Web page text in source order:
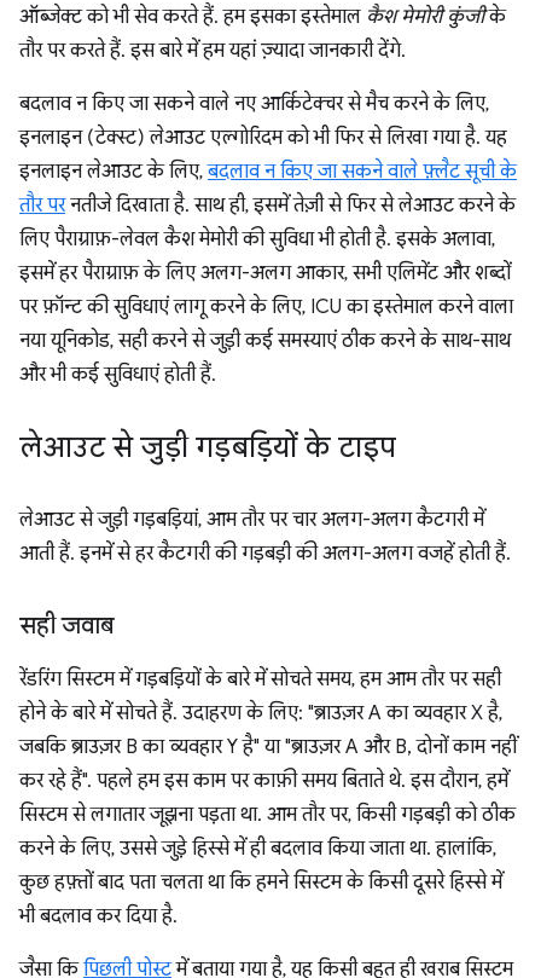
ऑब्जेक्ट को भी सेव करते हैं. हम इसका इस्तेमाल कैश मेमोरी कुंजीके
तौर पर करते हैं. इस बारे में हम यहां ज़्यादा जानकारी देंगे.
बदलाव न किए जा सकने वाले नए आर्किटेक्चर से मैच करने के लिए,
इनलाइन (टेक्स्ट) लेआउट एल्गोरिदम को भी फिर से लिखा गया है. यह
इनलाइन लेआउट के लिए,बदलाव न किए जा सकने वाले फ़्लैट सूची के
तौर परनतीजे दिखाता है. साथ ही, इसमें तेज़ी से फिर से लेआउट करने के
लिए पैराग्राफ़-लेवल कैश मेमोरी की सुविधा भी होती है. इसके अलावा,
इसमें हर पैराग्राफ़ के लिए अलग-अलग आकार, सभी एलिमेंट और शब्दों
पर फ़ॉन्ट की सुविधाएं लागू करने के लिए, ICU का इस्तेमाल करने वाला
नया यूनिकोड, सही करने से जुड़ी कई समस्याएं ठीक करने के साथ-साथ
और भी कई सुविधाएं होती हैं.
लेआउट से जुड़ी गड़बड़ियों के टाइप
लेआउट से जुड़ी गड़बड़ियां, आम तौर पर चार अलग-अलग कैटगरी में
आती हैं. इनमें से हर कैटगरी की गड़बड़ी की अलग-अलग वजहें होती हैं.
सही जवाब
रेंडरिंग सिस्टम में गड़बड़ियों के बारे में सोचते समय, हम आम तौर पर सही
होने के बारे में सोचते हैं. उदाहरण के लिए: "ब्राउज़र A का व्यवहार X है,
जबकि ब्राउज़र B का व्यवहार Y है" या "ब्राउज़र A और B, दोनों काम नहीं
कर रहे हैं". पहले हम इस काम पर काफ़ी समय बिताते थे. इस दौरान, हमें
सिस्टम से लगातार जूझना पड़ता था. आम तौर पर, किसी गड़बड़ी को ठीक
करने के लिए, उससे जुड़े हिस्से में ही बदलाव किया जाता था. हालांकि,
कुछ हफ़्तों बाद पता चलता था कि हमने सिस्टम के किसी दूसरे हिस्से में
भी बदलाव कर दिया है.
जैसा किपिछली पोस्टमें बताया गया है, यह किसी बहुत ही खराब सिस्टम